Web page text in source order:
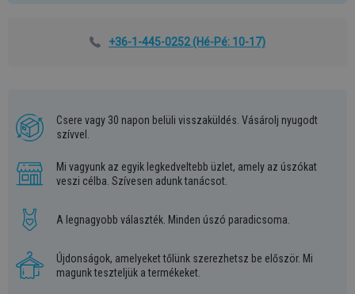
+36-1-445-0252(Hé-Pé: 10-17)
Csere vagy 30 napon belüli visszaküldés. Vásárolj nyugodt
szívvel.
Mi vagyunk az egyik legkedveltebb üzlet, amely az úszókat
veszi célba. Szívesen adunk tanácsot.
A legnagyobb választék. Minden úszó paradicsoma.
Újdonságok, amelyeket tőlünk szerezhetsz be először. Mi
magunk teszteljük a termékeket.